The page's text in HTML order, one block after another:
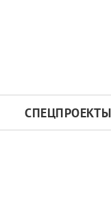
СПЕЦПРОЕКТЫ